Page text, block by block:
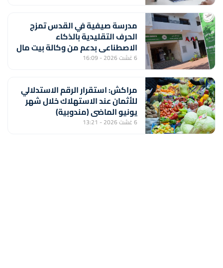
مدرسة صيفية في القدس تمزج
الحرف التقليدية بالذكاء
الاصطناعي بدعم من وكالة بيت مال
القدس الشريف
6 غشت 2026 - 16:09
مراكش: استقرار الرقم الاستدلالي
للأثمان عند الاستهلاك خلال شهر
يونيو الماضي (مندوبية)
6 غشت 2026 - 13:21